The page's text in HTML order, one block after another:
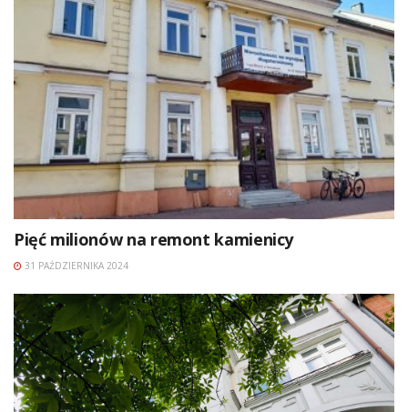
Pięć milionów na remont kamienicy
31 PAŹDZIERNIKA 2024